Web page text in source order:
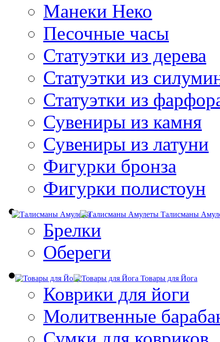
Манеки Неко
Песочные часы
Статуэтки из дерева
Статуэтки из
Статуэтки из
Сувениры из камня
Сувениры из латуни
Фигурки бронза
Фигурки полистоун
Талисманы
Брелки
Обереги
Товары для Йога
Коврики для йоги
Молитвенные